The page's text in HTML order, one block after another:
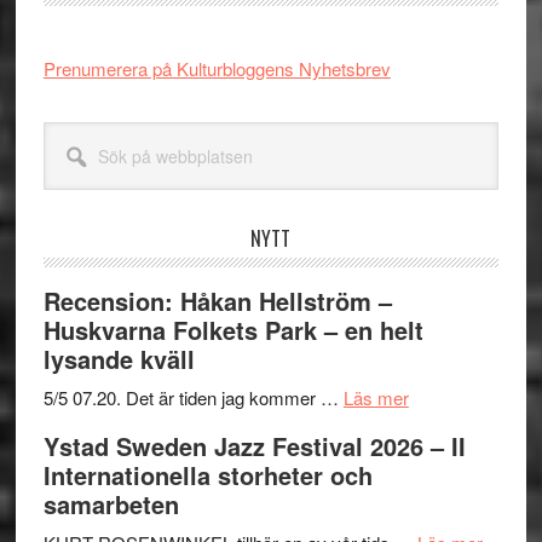
Prenumerera på Kulturbloggens Nyhetsbrev
webbplatsen
NYTT
Recension: Håkan Hellström –
Huskvarna Folkets Park – en helt
lysande kväll
5/5 07.20. Det är tiden jag kommer … Läs merom
Håkan
Ystad Sweden Jazz Festival 2026 – II
Internationella storheter och
samarbeten